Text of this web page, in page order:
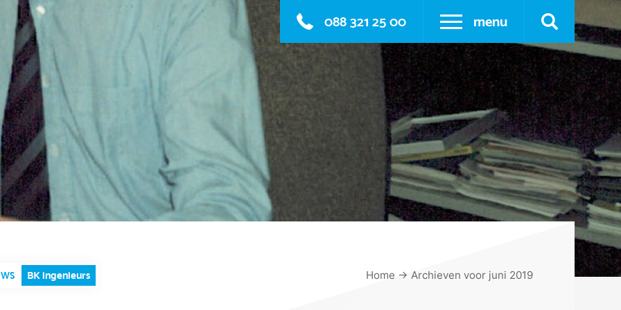
088 321 25 00 menu
BK ingenieurs Home → Archieven voor juni 2019